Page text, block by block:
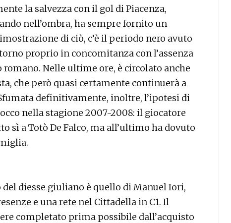
la salvezza con il gol di Piacenza,
nell’ombra, ha sempre fornito un
di ciò, c’è il periodo nero avuto
proprio in concomitanza con l’assenza
Nelle ultime ore, è circolato anche
che però quasi certamente continuerà a
definitivamente, inoltre, l’ipotesi di
nella stagione 2007-2008: il giocatore
sì a Totò De Falco, ma all’ultimo ha dovuto
diesse giuliano è quello di Manuel Iori,
e una rete nel Cittadella in C1. Il
completato prima possibile dall’acquisto